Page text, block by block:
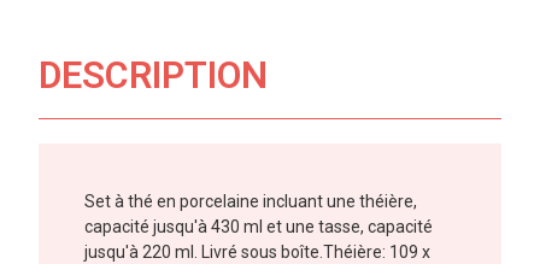
DESCRIPTION
Set à thé en porcelaine incluant une théière,
capacité jusqu'à 430 ml et une tasse, capacité
jusqu'à 220 ml. Livré sous boîte.Théière: 109 x